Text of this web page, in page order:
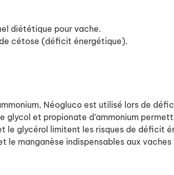
diététique pour vache.
cétose (déficit énergétique).
Néogluco est utilisé lors de
glycol et propionate d’ammonium
le glycérol limitent les risques de déficit
le manganèse indispensables aux